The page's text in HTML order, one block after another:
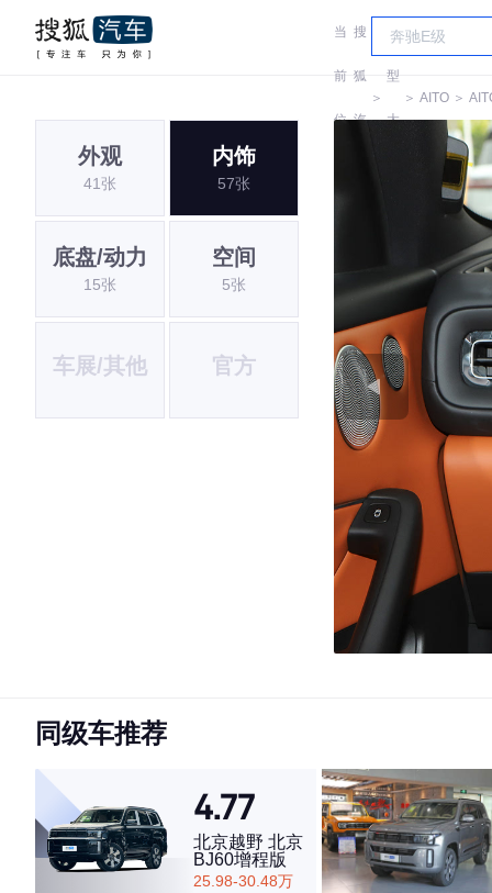
当
前
位
搜
狐
汽
＞
车
型
大
＞ AITO ＞
外观
41张
内饰
57张
底盘/动力
15张
空间
5张
车展/其他 官方
同级车推荐
4.77
北京越野 北京
BJ60增程版
25.98-30.48万